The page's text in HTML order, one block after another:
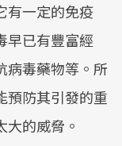
有一定的免疫
早已有豐富經
病毒藥物等。所
預防其引發的重
的威脅。